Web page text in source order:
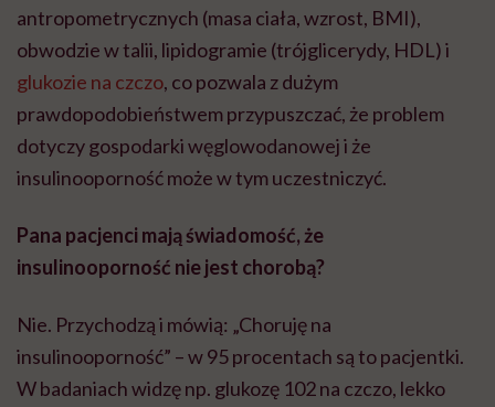
antropometrycznych (masa ciała, wzrost, BMI),
obwodzie w talii, lipidogramie (trójglicerydy, HDL) i
glukozie na czczo, co pozwala z dużym
prawdopodobieństwem przypuszczać, że problem
dotyczy gospodarki węglowodanowej i że
insulinooporność może w tym uczestniczyć.
Pana pacjenci mają świadomość, że
insulinooporność nie jest chorobą?
Nie. Przychodzą i mówią: „Choruję na
insulinooporność” – w 95 procentach są to pacjentki.
W badaniach widzę np. glukozę 102 na czczo, lekko